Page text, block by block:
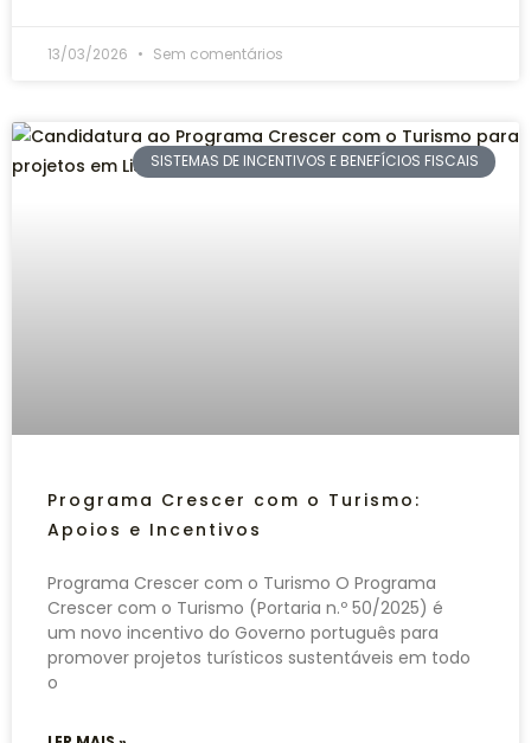
13/03/2026 Sem comentários
SISTEMAS DE INCENTIVOS E BENEFÍCIOS FISCAIS
Programa Crescer com o Turismo:
Apoios e Incentivos
Programa Crescer com o Turismo O Programa
Crescer com o Turismo (Portaria n.º 50/2025) é
um novo incentivo do Governo português para
promover projetos turísticos sustentáveis em todo
o